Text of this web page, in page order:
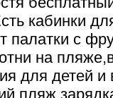
кабинки
палатки с
на
для детей